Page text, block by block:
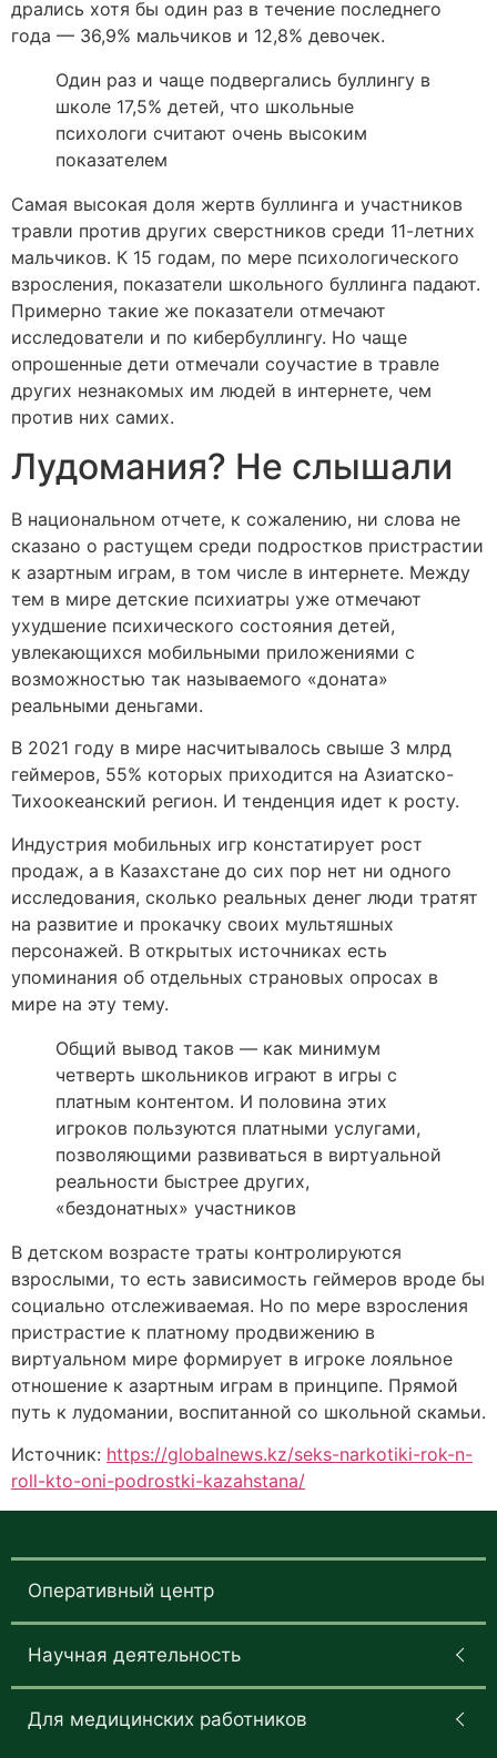
дрались хотя бы один раз в течение последнего
года — 36,9% мальчиков и 12,8% девочек.
Один раз и чаще подвергались буллингу в
школе 17,5% детей, что школьные
психологи считают очень высоким
показателем
Самая высокая доля жертв буллинга и участников
травли против других сверстников среди 11-летних
мальчиков. К 15 годам, по мере психологического
взросления, показатели школьного буллинга падают.
Примерно такие же показатели отмечают
исследователи и по кибербуллингу. Но чаще
опрошенные дети отмечали соучастие в травле
других незнакомых им людей в интернете, чем
против них самих.
Лудомания? Не слышали
В национальном отчете, к сожалению, ни слова не
сказано о растущем среди подростков пристрастии
к азартным играм, в том числе в интернете. Между
тем в мире детские психиатры уже отмечают
ухудшение психического состояния детей,
увлекающихся мобильными приложениями с
возможностью так называемого «доната»
реальными деньгами.
В 2021 году в мире насчитывалось свыше 3 млрд
геймеров, 55% которых приходится на Азиатско-
Тихоокеанский регион. И тенденция идет к росту.
Индустрия мобильных игр констатирует рост
продаж, а в Казахстане до сих пор нет ни одного
исследования, сколько реальных денег люди тратят
на развитие и прокачку своих мультяшных
персонажей. В открытых источниках есть
упоминания об отдельных страновых опросах в
мире на эту тему.
Общий вывод таков — как минимум
четверть школьников играют в игры с
платным контентом. И половина этих
игроков пользуются платными услугами,
позволяющими развиваться в виртуальной
реальности быстрее других,
«бездонатных» участников
В детском возрасте траты контролируются
взрослыми, то есть зависимость геймеров вроде бы
социально отслеживаемая. Но по мере взросления
пристрастие к платному продвижению в
виртуальном мире формирует в игроке лояльное
отношение к азартным играм в принципе. Прямой
путь к лудомании, воспитанной со школьной скамьи.
Источник: https://globalnews.kz/seks-narkotiki-rok-n-
roll-kto-oni-podrostki-kazahstana/
Оперативный центр
Научная деятельность
Для медицинских работников